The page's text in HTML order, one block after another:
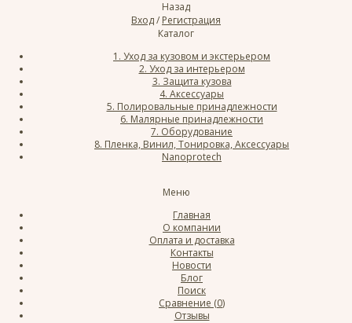
Назад
Вход/ Регистрация
Каталог
1. Уход за кузовом и экстерьером
2. Уход за интерьером
3. Защита кузова
4. Аксессуары
5. Полировальные принадлежности
6. Малярные принадлежности
7. Оборудование
8. Пленка, Винил, Тонировка, Аксессуары
Nanoprotech
Меню
Главная
О компании
Оплата и доставка
Контакты
Новости
Блог
Поиск
Сравнение (0)
Отзывы